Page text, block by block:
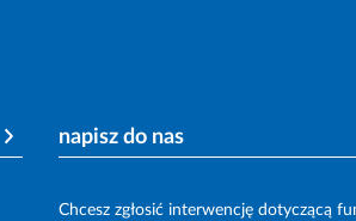
napisz do nas
Chcesz zgłosić interwencję dotyczącą